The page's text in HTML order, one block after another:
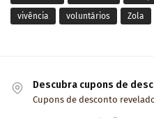
vivência voluntários Zola
Descubra cupons de
Cupons de desconto